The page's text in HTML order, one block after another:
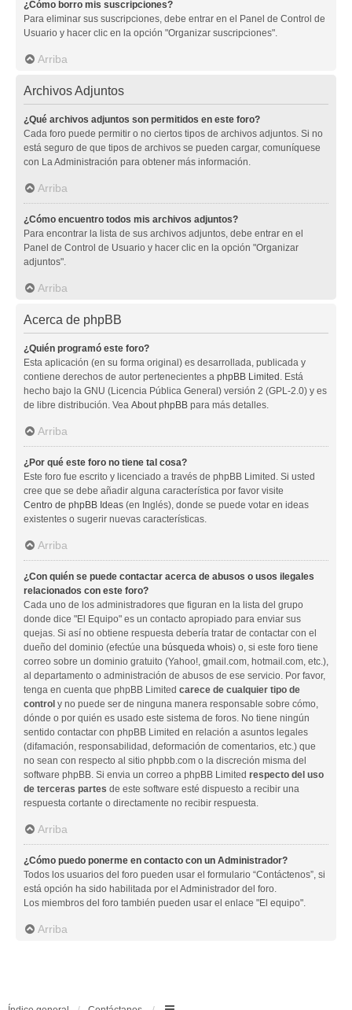
¿Cómo borro mis suscripciones?
Para eliminar sus suscripciones, debe entrar en el Panel de Control de
Usuario y hacer clic en la opción "Organizar suscripciones".
Arriba
Archivos Adjuntos
¿Qué archivos adjuntos son permitidos en este foro?
Cada foro puede permitir o no ciertos tipos de archivos adjuntos. Si no
está seguro de que tipos de archivos se pueden cargar, comuníquese
con La Administración para obtener más información.
Arriba
¿Cómo encuentro todos mis archivos adjuntos?
Para encontrar la lista de sus archivos adjuntos, debe entrar en el
Panel de Control de Usuario y hacer clic en la opción "Organizar
adjuntos".
Arriba
Acerca de phpBB
¿Quién programó este foro?
Esta aplicación (en su forma original) es desarrollada, publicada y
contiene derechos de autor pertenecientes a phpBB Limited . Está
hecho bajo la GNU (Licencia Pública General) versión 2 (GPL-2.0) y es
de libre distribución. Vea About phpBB para más detalles.
Arriba
¿Por qué este foro no tiene tal cosa?
Este foro fue escrito y licenciado a través de phpBB Limited. Si usted
cree que se debe añadir alguna característica por favor visite
Centro de phpBB Ideas (en Inglés), donde se puede votar en ideas
existentes o sugerir nuevas características.
Arriba
¿Con quién se puede contactar acerca de abusos o usos ilegales
relacionados con este foro?
Cada uno de los administradores que figuran en la lista del grupo
donde dice "El Equipo" es un contacto apropiado para enviar sus
quejas. Si así no obtiene respuesta debería tratar de contactar con el
dueño del dominio (efectúe una búsqueda whois) o, si este foro tiene
correo sobre un dominio gratuito (Yahoo!, gmail.com, hotmail.com, etc.),
al departamento o administración de abusos de ese servicio. Por favor,
tenga en cuenta que phpBB Limited carece de cualquier tipo de
control y no puede ser de ninguna manera responsable sobre cómo,
dónde o por quién es usado este sistema de foros. No tiene ningún
sentido contactar con phpBB Limited en relación a asuntos legales
(difamación, responsabilidad, deformación de comentarios, etc.) que
no sean con respecto al sitio phpbb.com o la discreción misma del
software phpBB. Si envia un correo a phpBB Limited respecto del uso
de terceras partes de este software esté dispuesto a recibir una
respuesta cortante o directamente no recibir respuesta.
Arriba
¿Cómo puedo ponerme en contacto con un Administrador?
Todos los usuarios del foro pueden usar el formulario “Contáctenos”, si
está opción ha sido habilitada por el Administrador del foro.
Los miembros del foro también pueden usar el enlace "El equipo".
Arriba